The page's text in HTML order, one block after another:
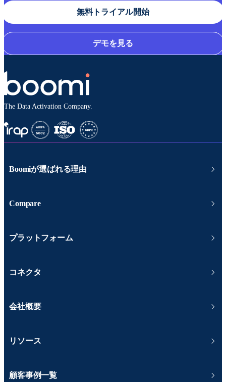
無料トライアル開始
デモを見る
The Data Activation Company.
Boomiが選ばれる理由
Compare
プラットフォーム
コネクタ
会社概要
リソース
顧客事例一覧